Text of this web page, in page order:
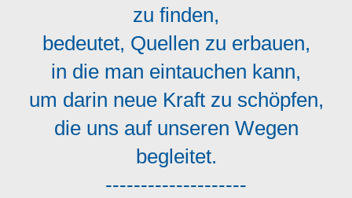
zu finden,
bedeutet, Quellen zu erbauen,
in die man eintauchen kann,
um darin neue Kraft zu schöpfen,
die uns auf unseren Wegen
begleitet.
--------------------